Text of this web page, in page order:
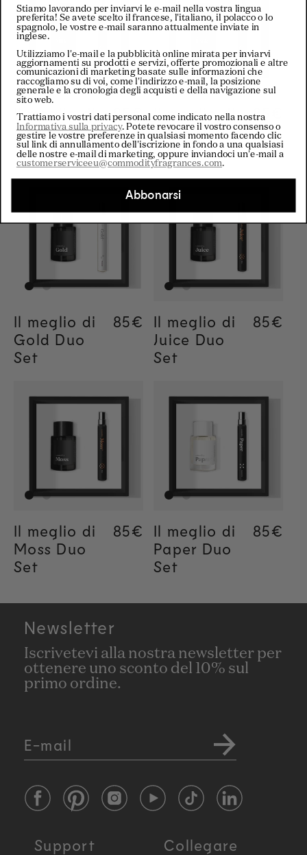
Il meglio di
Milk Duo Set
Regular price
85€
Regular price
85€
Il meglio di
Book Duo
Set
85€
Il meglio di
Gold Duo
Set
Regular price
85€
Regular price
85€
Il meglio di
Juice Duo
Set
85€
85€
Il meglio di
Moss Duo
Set
Regular price
85€
Regular price
85€
Il meglio di
Paper Duo
Set
85€
Newsletter
Iscrivetevi alla nostra newsletter per
ottenere uno sconto del 10% sul
primo ordine.
E-mail
FacebookPinterestInstagramYouTubeTikTokLinkedIn
Support Collegare
Stiamo lavorando per inviarvi le e-mail nella vostra lingua
preferita! Se avete scelto il francese, l'italiano, il polacco o lo
spagnolo, le vostre e-mail saranno attualmente inviate in
inglese.
Utilizziamo l'e-mail e la pubblicità online mirata per inviarvi
aggiornamenti su prodotti e servizi, offerte promozionali e altre
comunicazioni di marketing basate sulle informazioni che
raccogliamo su di voi, come l'indirizzo e-mail, la posizione
generale e la cronologia degli acquisti e della navigazione sul
sito web.
Trattiamo i vostri dati personal come indicato nella nostra
Informativa sulla privacy. Potete revocare il vostro consenso o
gestire le vostre preferenze in qualsiasi momento facendo clic
sul link di annullamento dell'iscrizione in fondo a una qualsiasi
delle nostre e-mail di marketing, oppure inviandoci un'e-mail a
customerserviceeu@commodityfragrances.com.
Abbonarsi